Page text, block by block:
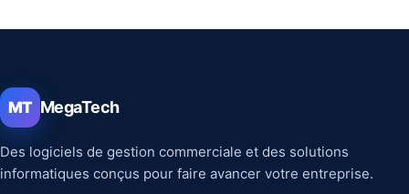
MT MegaTech
Des logiciels de gestion commerciale et des solutions
informatiques conçus pour faire avancer votre entreprise.